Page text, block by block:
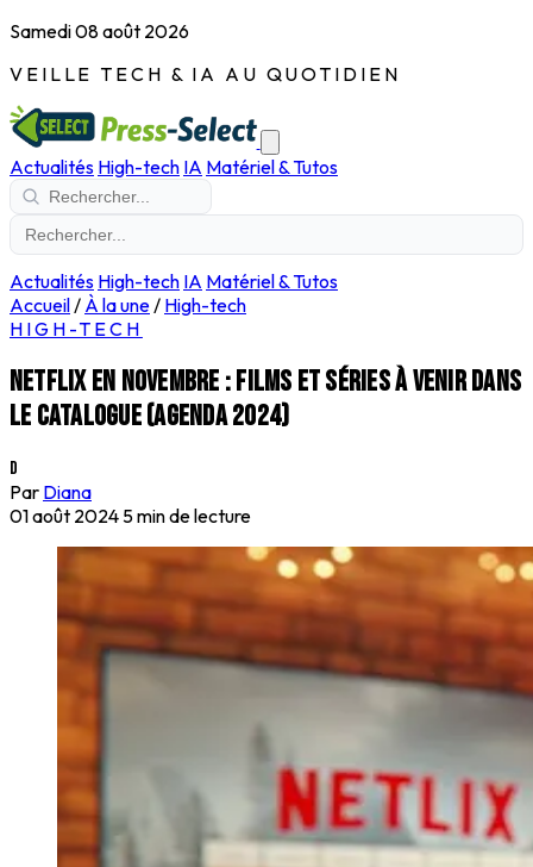
Samedi 08 août 2026
VEILLE TECH & IA AU QUOTIDIEN
Actualités High-tech IA Matériel & Tutos
Actualités High-tech IA Matériel & Tutos
Accueil/ À la une/ High-tech
HIGH-TECH
Netflix en novembre : films et séries à venir dans
le catalogue (Agenda 2024)
D
Par Diana
01 août 2024 5 min de lecture